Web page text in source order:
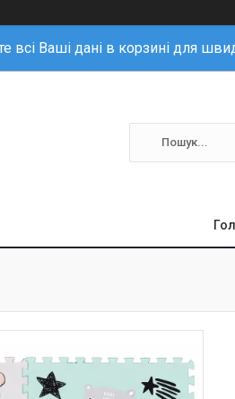
всі Ваші дані в корзині для